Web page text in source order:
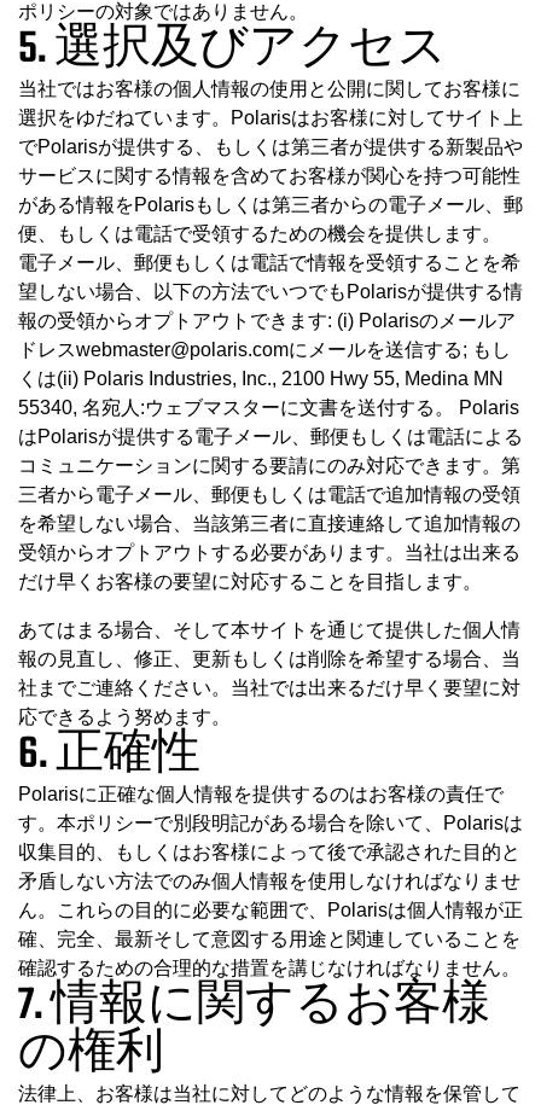
ポリシーの対象ではありません。
5. 選択及びアクセス
当社ではお客様の個人情報の使用と公開に関してお客様に
選択をゆだねています。Polarisはお客様に対してサイト上
でPolarisが提供する、もしくは第三者が提供する新製品や
サービスに関する情報を含めてお客様が関心を持つ可能性
がある情報をPolarisもしくは第三者からの電子メール、郵
便、もしくは電話で受領するための機会を提供します。
電子メール、郵便もしくは電話で情報を受領することを希
望しない場合、以下の方法でいつでもPolarisが提供する情
報の受領からオプトアウトできます: (i) Polarisのメールア
ドレスwebmaster@polaris.comにメールを送信する; もし
くは(ii) Polaris Industries, Inc., 2100 Hwy 55, Medina MN
55340, 名宛人:ウェブマスターに文書を送付する。 Polaris
はPolarisが提供する電子メール、郵便もしくは電話による
コミュニケーションに関する要請にのみ対応できます。第
三者から電子メール、郵便もしくは電話で追加情報の受領
を希望しない場合、当該第三者に直接連絡して追加情報の
受領からオプトアウトする必要があります。当社は出来る
だけ早くお客様の要望に対応することを目指します。
あてはまる場合、そして本サイトを通じて提供した個人情
報の見直し、修正、更新もしくは削除を希望する場合、当
社までご連絡ください。当社では出来るだけ早く要望に対
応できるよう努めます。
6. 正確性
Polarisに正確な個人情報を提供するのはお客様の責任で
す。本ポリシーで別段明記がある場合を除いて、Polarisは
収集目的、もしくはお客様によって後で承認された目的と
矛盾しない方法でのみ個人情報を使用しなければなりませ
ん。これらの目的に必要な範囲で、Polarisは個人情報が正
確、完全、最新そして意図する用途と関連していることを
確認するための合理的な措置を講じなければなりません。
7. 情報に関するお客様
の権利
法律上、お客様は当社に対してどのような情報を保管して